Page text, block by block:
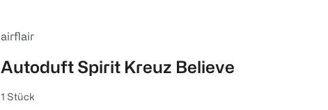
airflair
Autoduft Spirit Kreuz Believe
1 Stück